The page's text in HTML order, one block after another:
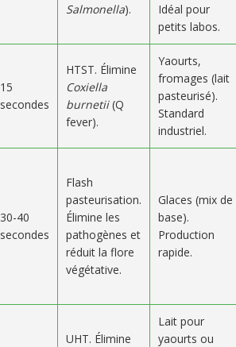
Salmonella).
Idéal pour
petits labos.
15
secondes
HTST. Élimine
Coxiella
burnetii(Q
fever).
Yaourts,
fromages (lait
pasteurisé).
Standard
industriel.
30-40
secondes
Flash
pasteurisation.
Élimine les
pathogènes et
réduit la flore
végétative.
Glaces (mix de
base).
Production
rapide.
UHT. Élimine
Lait pour
yaourts ou